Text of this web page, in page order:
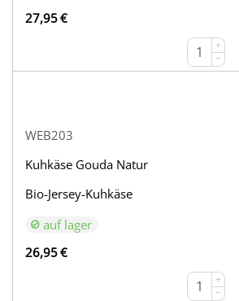
27,95€
+
−
WEB203
Kuhkäse Gouda Natur
Bio-Jersey-Kuhkäse
auf lager
26,95€
+
−